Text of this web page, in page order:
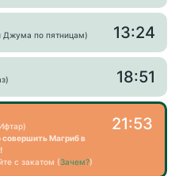
Джума по пятницам) 13:24
18:51
Магриб в
с закатом (Зачем?)
21:53